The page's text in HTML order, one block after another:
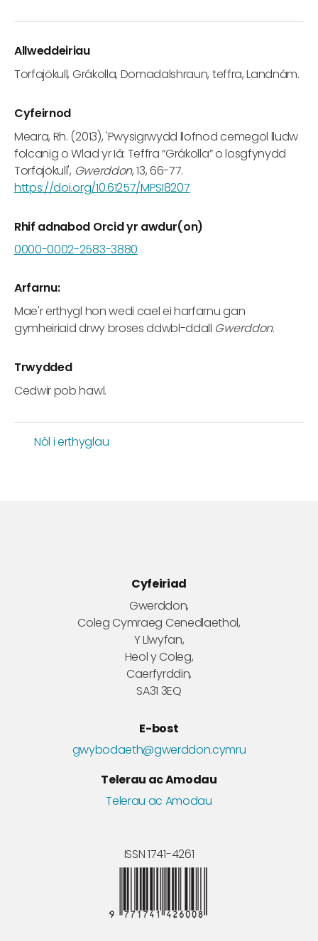
Allweddeiriau
Torfajökull, Grákolla, Domadalshraun, teffra, Landnám.
Cyfeirnod
Meara, Rh. (2013), 'Pwysigrwydd llofnod cemegol lludw
folcanig o Wlad yr Iâ: Teffra “Grákolla” o losgfynydd
Torfajökull', Gwerddon, 13, 66-77.
https://doi.org/10.61257/MPSI8207
Rhif adnabod Orcid yr awdur(on)
0000-0002-2583-3880
Arfarnu:
Mae'r erthygl hon wedi cael ei harfarnu gan
gymheiriaid drwy broses ddwbl-ddall Gwerddon.
Trwydded
Cedwir pob hawl.
Nôl i erthyglau
Cyfeiriad
Gwerddon,
Coleg Cymraeg Cenedlaethol,
Y Llwyfan,
Heol y Coleg,
Caerfyrddin,
SA31 3EQ
E-bost
gwybodaeth@gwerddon.cymru
Telerau ac Amodau
Telerau ac Amodau
ISSN 1741-4261